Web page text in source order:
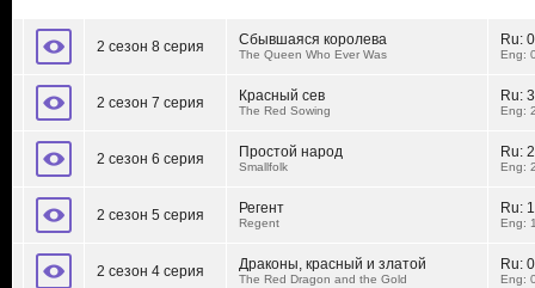
2 сезон 8 серия Сбывшаяся королева
The Queen Who Ever Was
Ru:
Eng:
2 сезон 7 серия Красный сев
The Red Sowing
Ru:
Eng:
2 сезон 6 серия Простой народ
Smallfolk
Ru:
Eng:
2 сезон 5 серия Регент
Regent
Ru:
Eng:
2 сезон 4 серия Драконы, красный и златой
The Red Dragon and the Gold
Ru:
Eng: